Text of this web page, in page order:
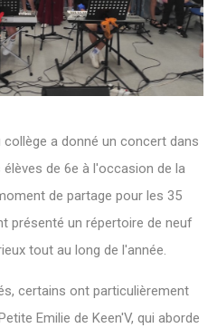
a donné un concert dans
de 6e à l'occasion de la
de partage pour les 35
présenté un répertoire de neuf
tout au long de l'année.
certains ont particulièrement
Emilie de Keen'V, qui aborde